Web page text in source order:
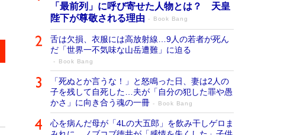
「最前列」に呼び寄せた人物とは？ 天皇
陛下が尊敬される理由
Book Bang
舌は欠損、衣服には高放射線…9人の若者が死ん
だ「世界一不気味な山岳遭難」に迫る
Book Bang
「死ぬとか言うな！」と怒鳴った日、妻は2人の
子を残して自死した…夫が「自分の犯した罪や愚
かさ」に向き合う魂の一冊
Book Bang
心を病んだ母が「4Lの大五郎」を飲み干しゲロま